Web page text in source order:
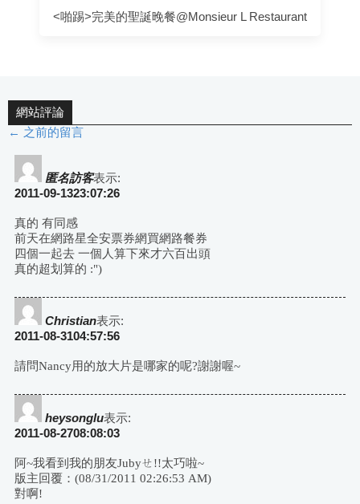
<啪踢>完美的聖誕晚餐@Monsieur L Restaurant
網站評論
評
論
導
航
← 之前的留言
匿名訪客表示:
2011-09-1323:07:26
真的 有同感
前天在網路星全安票券網買網路餐券
四個一起去 一個人算下來才六百出頭
真的超划算的 :")
Christian表示:
2011-08-3104:57:56
請問Nancy用的放大片是哪家的呢?謝謝喔~
heysonglu表示:
2011-08-2708:08:03
阿~我看到我的朋友Jubyㄝ!!太巧啦~
版主回覆：(08/31/2011 02:26:53 AM)
對啊!